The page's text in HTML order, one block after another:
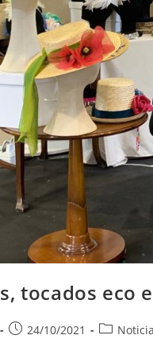
tocados eco
24/10/2021